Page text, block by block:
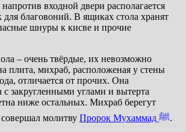
входной двери располагается
для благовоний. В ящиках стола хранят
шнуры к кисве и прочие
– очень твёрдые, их невозможно
плита, михраб, расположеная у стены
отличается от прочих. Она
с закругленными углами и вытерта
ниже остальных. Михраб берегут
молитву Пророк Мухаммад ﷺ.